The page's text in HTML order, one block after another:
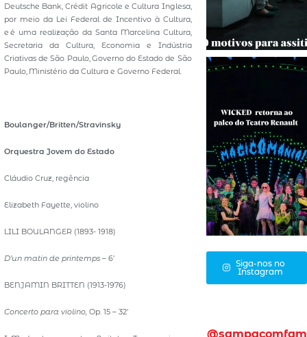
Deutsche Bank, Crédit Agricole e Cultura Inglesa,
por meio da Lei Federal de Incentivo à Cultura,
e é uma realização da Santa Marcelina Cultura,
Secretaria da Cultura, Economia e Indústria
Criativas de São Paulo, Governo do Estado de São
Paulo, Ministério da Cultura e Governo Federal.
Boulanger/Britten/Stravinsky
Orquestra Jovem do Estado
Cláudio Cruz, regência
Elizabeth Fayette, violino
LILI BOULANGER (1893- 1918)
D’un matin de printemps – 6’
BENJAMIN BRITTEN (1913-1976)
Concerto para violino, Op. 15 – 32′
Siga-nos no
Instagram
@sampacomfam